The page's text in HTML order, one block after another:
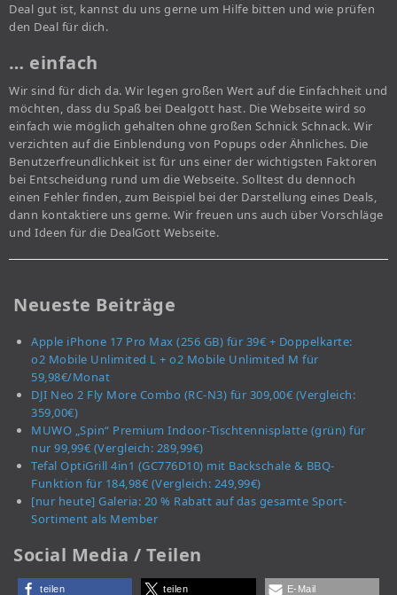
Deal gut ist, kannst du uns gerne um Hilfe bitten und wie prüfen
den Deal für dich.
… einfach
Wir sind für dich da. Wir legen großen Wert auf die Einfachheit und
möchten, dass du Spaß bei Dealgott hast. Die Webseite wird so
einfach wie möglich gehalten ohne großen Schnick Schnack. Wir
verzichten auf die Einblendung von Popups oder Ähnliches. Die
Benutzerfreundlichkeit ist für uns einer der wichtigsten Faktoren
bei Entscheidung rund um die Webseite. Solltest du dennoch
einen Fehler finden, zum Beispiel bei der Darstellung eines Deals,
dann kontaktiere uns gerne. Wir freuen uns auch über Vorschläge
und Ideen für die DealGott Webseite.
Neueste Beiträge
Apple iPhone 17 Pro Max (256 GB) für 39€ + Doppelkarte:
o2 Mobile Unlimited L + o2 Mobile Unlimited M für
59,98€/Monat
DJI Neo 2 Fly More Combo (RC-N3) für 309,00€ (Vergleich:
359,00€)
MUWO „Spin“ Premium Indoor-Tischtennisplatte (grün) für
nur 99,99€ (Vergleich: 289,99€)
Tefal OptiGrill 4in1 (GC776D10) mit Backschale & BBQ-
Funktion für 184,98€ (Vergleich: 249,99€)
[nur heute] Galeria: 20 % Rabatt auf das gesamte Sport-
Sortiment als Member
Social Media / Teilen
teilen teilen E-Mail